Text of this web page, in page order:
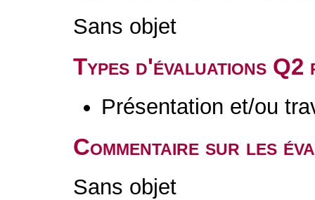
Sans objet
Types d'évaluations
Présentation et/ou
Commentaire sur les
Sans objet